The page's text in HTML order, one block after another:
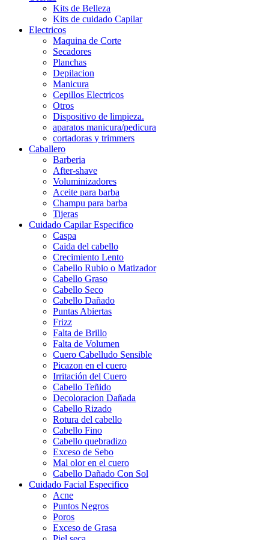
Kits de Belleza
Kits de cuidado Capilar
Electricos
Maquina de Corte
Secadores
Planchas
Depilacion
Manicura
Cepillos Electricos
Otros
Dispositivo de limpieza.
aparatos manicura/pedicura
cortadoras y trimmers
Caballero
Barberia
After-shave
Voluminizadores
Aceite para barba
Champu para barba
Tijeras
Cuidado Capilar Especifico
Caspa
Caida del cabello
Crecimiento Lento
Cabello Rubio o Matizador
Cabello Graso
Cabello Seco
Cabello Dañado
Puntas Abiertas
Frizz
Falta de Brillo
Falta de Volumen
Cuero Cabelludo Sensible
Picazon en el cuero
Irritación del Cuero
Cabello Teñido
Decoloracion Dañada
Cabello Rizado
Rotura del cabello
Cabello Fino
Cabello quebradizo
Exceso de Sebo
Mal olor en el cuero
Cabello Dañado Con Sol
Cuidado Facial Especifico
Acne
Puntos Negros
Poros
Exceso de Grasa